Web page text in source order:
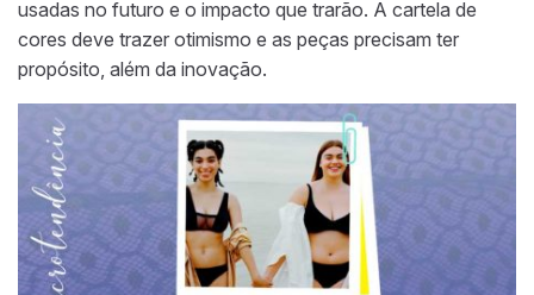
usadas no futuro e o impacto que trarão. A cartela de
cores deve trazer otimismo e as peças precisam ter
propósito, além da inovação.